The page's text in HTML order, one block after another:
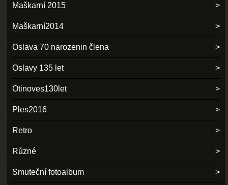
Maškarní 2015
Maškarní2014
Oslava 70 narozenin člena
Oslavy 135 let
Otinoves130let
Ples2016
Retro
Různé
Smuteční fotoalbum